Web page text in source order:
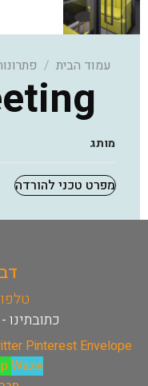
עמוד הבית /
מותג
מפרט טכני להורדה
טלפון - 04-
כתובתינו -
Pinterest Envelope
Waze